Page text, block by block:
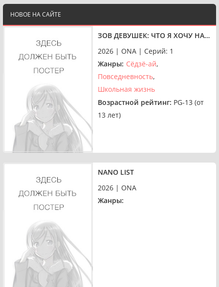
НОВОЕ НА САЙТЕ
ЗОВ ДЕВУШЕК: ЧТО Я ХОЧУ НА САМОМ ДЕЛЕ?
2026 | ONA | Серий: 1
Жанры: Сёдзё-ай
Повседневность
Школьная жизнь
Возрастной рейтинг: PG-13 (от
13 лет)
NANO LIST
2026 | ONA
Жанры: